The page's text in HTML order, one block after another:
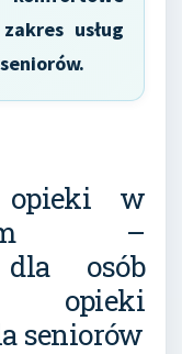
usług
opieki w
–
osób
opieki
seniorów